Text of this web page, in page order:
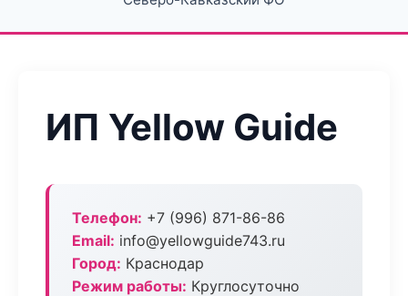
ИП Yellow Guide
Телефон: +7 (996) 871-86-86
Email: info@yellowguide743.ru
Город: Краснодар
Режим работы: Круглосуточно